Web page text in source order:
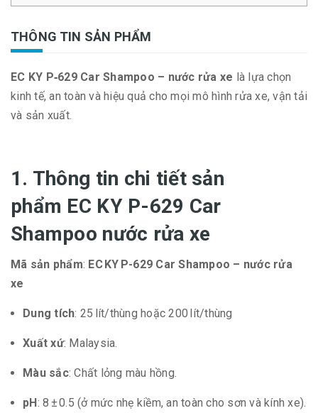
THÔNG TIN SẢN PHẨM
EC KY P‑629 Car Shampoo – nước rửa xe là lựa chọn
kinh tế, an toàn và hiệu quả cho mọi mô hình rửa xe, vận tải
và sản xuất.
1. Thông tin chi tiết sản
phẩm EC KY P-629 Car
Shampoo nước rửa xe
Mã sản phẩm: EC KY P-629 Car Shampoo – nước rửa
xe
Dung tích: 25 lít/thùng hoặc 200 lít/thùng
Xuất xứ: Malaysia.
Màu sắc: Chất lỏng màu hồng.
pH: 8 ± 0.5 (ở mức nhẹ kiềm, an toàn cho sơn và kính xe).